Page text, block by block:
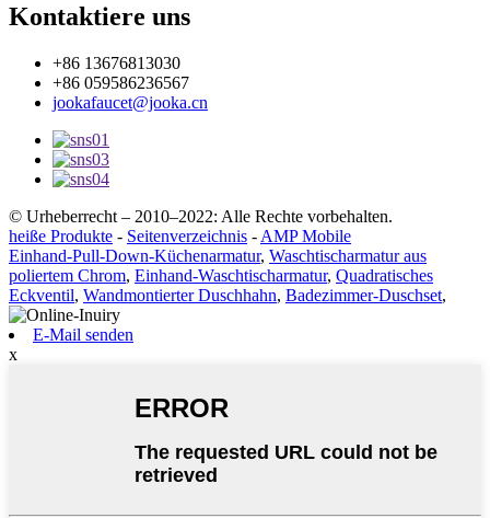
Kontaktiere uns
+86 13676813030
+86 059586236567
jookafaucet@jooka.cn
© Urheberrecht – 2010–2022: Alle Rechte vorbehalten.
heiße Produkte - Seitenverzeichnis - AMP Mobile
Einhand-Pull-Down-Küchenarmatur, Waschtischarmatur aus
poliertem Chrom, Einhand-Waschtischarmatur, Quadratisches
Eckventil, Wandmontierter Duschhahn, Badezimmer-Duschset,
E-Mail senden
x